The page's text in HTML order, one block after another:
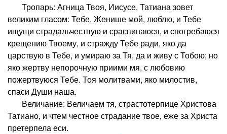
Тропарь: Агница Твоя, Иисусе, Татиана зовет
великим гласом: Тебе, Женише мой, люблю, и Тебе
ищущи страдальчествую и сраспинаюся, и спогребаюся
крещению Твоему, и стражду Тебе ради, яко да
царствую в Тебе, и умираю за Тя, да и живу с Тобою; но
яко жертву непорочную приими мя, с любовию
пожертвуюся Тебе. Тоя молитвами, яко милостив,
спаси Души наша.
Величание: Величаем тя, страстотерпице Христова
Татиано, и чтем честное страдание твое, еже за Христа
претерпела еси.